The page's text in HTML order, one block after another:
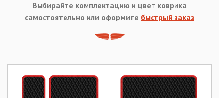
Выбирайте комплектацию и цвет коврика
самостоятельно или оформите быстрый заказ